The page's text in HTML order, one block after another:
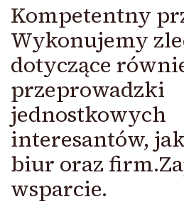
Kompetentny
Wykonujemy
dotyczące
przeprowadzki
jednostkowych
interesantów,
biur oraz
wsparcie.